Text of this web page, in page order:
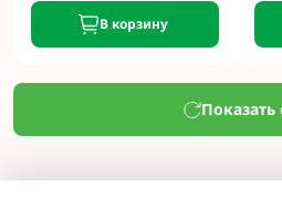
В корзину